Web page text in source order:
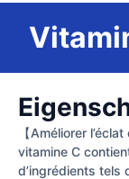
【Améliorer
vitamine C
d’ingrédients tels